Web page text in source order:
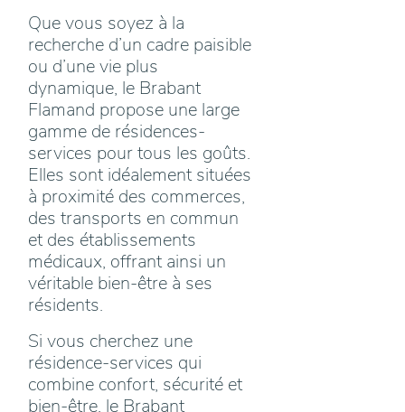
Que vous soyez à la
recherche d’un cadre paisible
ou d’une vie plus
dynamique, le Brabant
Flamand propose une large
gamme de résidences-
services pour tous les goûts.
Elles sont idéalement situées
à proximité des commerces,
des transports en commun
et des établissements
médicaux, offrant ainsi un
véritable bien-être à ses
résidents.
Si vous cherchez une
résidence-services qui
combine confort, sécurité et
bien-être, le Brabant